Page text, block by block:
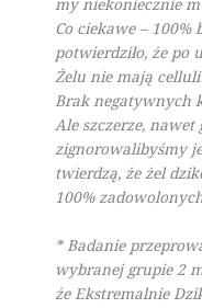
Co ciekawe – 100%
potwierdziło, że po
Żelu nie mają
Brak negatywnych
Ale szczerze, nawet
zignorowalibyśmy
twierdzą, że żel
100%
* Badanie
wybranej grupie 2
że Ekstremalnie